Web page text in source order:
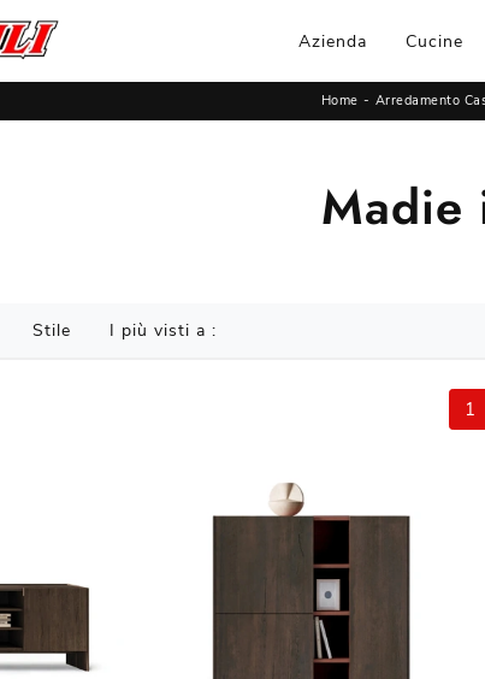
Azienda Cucine
Home - Arredamento
Madie
Stile I più visti a :
1